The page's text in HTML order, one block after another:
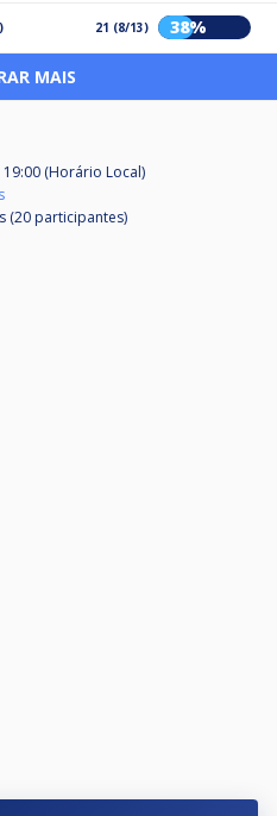
21 (8/13) 38%
MAIS
(Horário Local)
(20 participantes)